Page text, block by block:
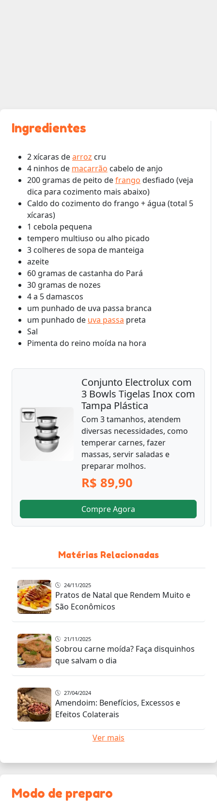
Ingredientes
2 xícaras dearroz cru
4 ninhos de macarrão cabelo de anjo
200 gramas de peito defrango desfiado (veja
dica para cozimento mais abaixo)
Caldo do cozimento do frango + água (total 5
xícaras)
1 cebola pequena
tempero multiuso ou alho picado
3 colheres de sopa de manteiga
azeite
60 gramas de castanha do Pará
30 gramas de nozes
4 a 5 damascos
um punhado de uva passa branca
um punhado de uva passa preta
Sal
Pimenta do reino moída na hora
Conjunto Electrolux com
3 Bowls Tigelas Inox com
Tampa Plástica
Com 3 tamanhos, atendem
diversas necessidades, como
temperar carnes, fazer
massas, servir saladas e
preparar molhos.
R$ 89,90
Compre Agora
Matérias Relacionadas
24/11/2025
Pratos de Natal que Rendem Muito e
São Econômicos
21/11/2025
Sobrou carne moída? Faça disquinhos
que salvam o dia
27/04/2024
Amendoim: Benefícios, Excessos e
Efeitos Colaterais
Ver mais
Modo de preparo